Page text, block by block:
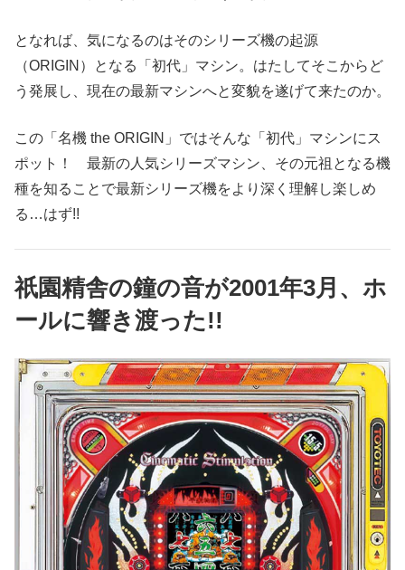
となれば、気になるのはそのシリーズ機の起源
（ORIGIN）となる「初代」マシン。はたしてそこからど
う発展し、現在の最新マシンへと変貌を遂げて来たのか。
この「名機 the ORIGIN」ではそんな「初代」マシンにス
ポット！ 最新の人気シリーズマシン、その元祖となる機
種を知ることで最新シリーズ機をより深く理解し楽しめ
る…はず!!
祇園精舎の鐘の音が2001年3月、ホ
ールに響き渡った!!